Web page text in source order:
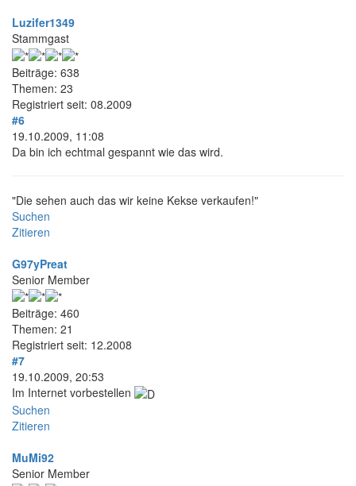
Luzifer1349
Stammgast
Beiträge: 638
Themen: 23
Registriert seit: 08.2009
#6
19.10.2009, 11:08
Da bin ich echtmal gespannt wie das wird.
"Die sehen auch das wir keine Kekse verkaufen!"
Suchen
Zitieren
G97yPreat
Senior Member
Beiträge: 460
Themen: 21
Registriert seit: 12.2008
#7
19.10.2009, 20:53
Im Internet vorbestellen
Suchen
Zitieren
MuMi92
Senior Member